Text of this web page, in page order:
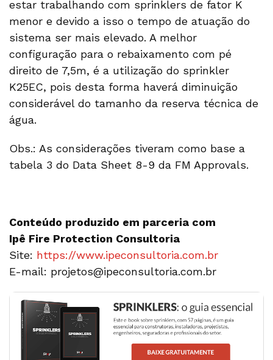
estar trabalhando com sprinklers de fator K
menor e devido a isso o tempo de atuação do
sistema ser mais elevado. A melhor
configuração para o rebaixamento com pé
direito de 7,5m, é a utilização do sprinkler
K25EC, pois desta forma haverá diminuição
considerável do tamanho da reserva técnica de
água.
Obs.: As considerações tiveram como base a
tabela 3 do Data Sheet 8-9 da FM Approvals.
Conteúdo produzido em parceria com
Ipê Fire Protection Consultoria
Site: https://www.ipeconsultoria.com.br
E-mail: projetos@ipeconsultoria.com.br